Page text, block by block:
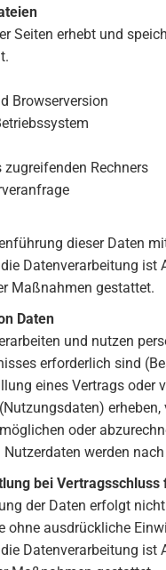
Seiten erhebt und
Browserversion
zugreifenden Rechners
dieser Daten
Datenverarbeitung ist
Maßnahmen gestattet.
Daten
und nutzen
erforderlich sind
eines Vertrags oder
oder
Nutzerdaten werden
bei
der Daten erfolgt
ohne ausdrückliche
Datenverarbeitung ist